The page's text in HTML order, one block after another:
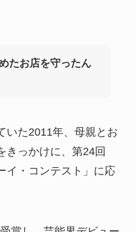
たお店を守ったん
いた2011年、母親とお
きっかけに、第24回
イ・コンテスト」に応